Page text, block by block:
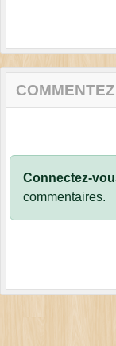
Connectez-
commentaires.